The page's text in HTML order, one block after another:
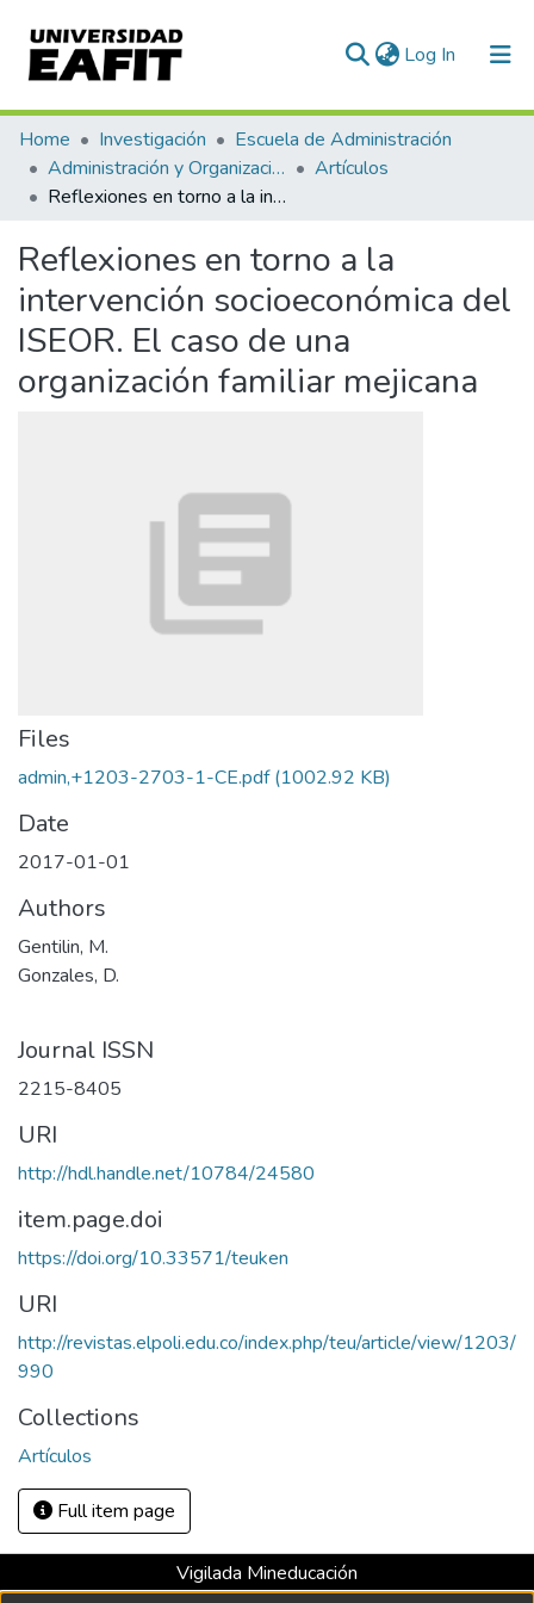
Log In (current)
Communities & Collections
All of DSpace
Home Investigación
Escuela de Administración
Administración y Organizaciones
Artículos
Reflexiones en torno a la intervención socioeconómica del ISEOR. El caso de una organización familiar mejicana
Reflexiones en torno a la
intervención socioeconómica del
ISEOR. El caso de una
organización familiar mejicana
Files
admin,+1203-2703-1-CE.pdf(1002.92 KB)
Date
2017-01-01
Authors
Gentilin, M.
Gonzales, D.
Journal ISSN
2215-8405
URI
http://hdl.handle.net/10784/24580
item.page.doi
https://doi.org/10.33571/teuken
URI
http://revistas.elpoli.edu.co/index.php/teu/article/view/1203/
990
Collections
Artículos
Full item page
Vigilada Mineducación